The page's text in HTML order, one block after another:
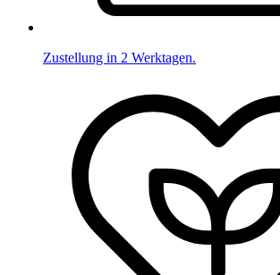
Zustellung in 2 Werktagen.